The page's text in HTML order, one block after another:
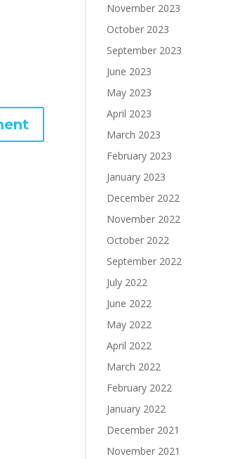
November 2023
October 2023
September 2023
June 2023
May 2023
April 2023
March 2023
February 2023
January 2023
December 2022
November 2022
October 2022
September 2022
July 2022
June 2022
May 2022
April 2022
March 2022
February 2022
January 2022
December 2021
November 2021